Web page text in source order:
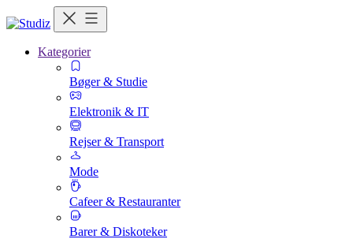
Kategorier
Bøger & Studie
Elektronik & IT
Rejser & Transport
Mode
Cafeer & Restauranter
Barer & Diskoteker